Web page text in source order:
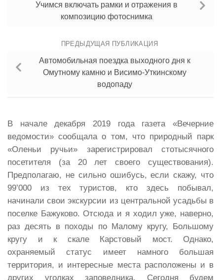
Учимся включать рамки и отражения в
композицию фотоснимка
ПРЕДЫДУЩАЯ ПУБЛИКАЦИЯ
Автомобильная поездка выходного дня к
Омутному камню и Висимо-Уткинскому
водопаду
В начале декабря 2019 года газета «Вечерние
ведомости» сообщала о том, что природный парк
«Оленьи ручьи» зарегистрировал стотысячного
посетителя (за 20 лет своего существования).
Предполагаю, не сильно ошибусь, если скажу, что
99’000 из тех туристов, кто здесь побывал,
начинали свои экскурсии из центральной усадьбы в
поселке Бажуково. Отсюда и я ходил уже, наверно,
раз десять в походы по Малому кругу, Большому
кругу и к скале Карстовый мост. Однако,
охраняемый статус имеет намного большая
территория, и интересные места расположены и в
других уголках заповедника. Сегодня будем